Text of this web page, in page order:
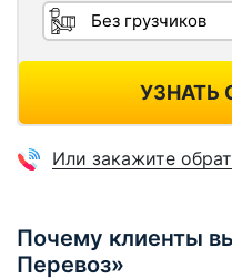
Грузчики
УЗНАТЬ
Или закажите
Почему клиенты
Перевоз»